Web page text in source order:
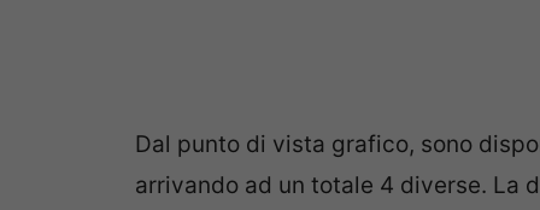
Dal punto di vista grafico, sono
arrivando ad un totale 4 diverse. La